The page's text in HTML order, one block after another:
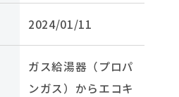
2024/01/11
ガス給湯器（プロパ
ンガス）からエコキ